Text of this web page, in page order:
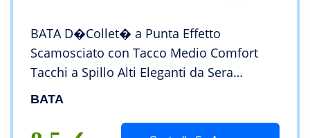
BATA D�Collet� a Punta Effetto
Scamosciato con Tacco Medio Comfort
Tacchi a Spillo Alti Eleganti da Sera
Comodi Estivi Comfort
BATA